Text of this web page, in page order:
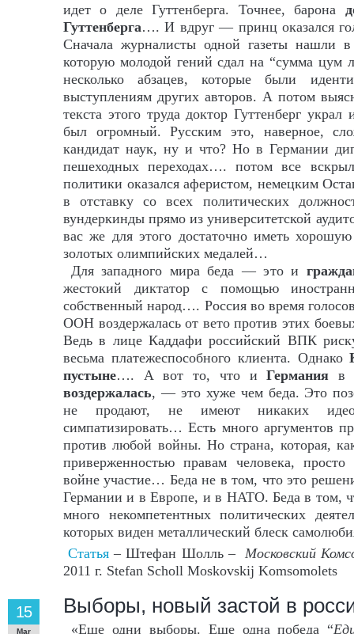
идет о деле Гуттенберга. Точнее, барона
Гуттенберга…. И вдруг — принц оказался
Сначала журналисты одной газеты нашли в
которую молодой гений сдал на “сумма цум
несколько абзацев, которые были
выступлениям других авторов. А потом
текста этого труда доктор Гуттенберг
был огромный. Русским это, наверное,
кандидат наук, ну и что? Но в Германии
пешеходных переходах…. потом все
политики оказался аферистом, немецким
в отставку со всех политических
вундеркинды прямо из университетской
вас же для этого достаточно иметь
золотых олимпийских медалей…
Для западного мира беда — это и
жестокий диктатор с помощью
собственный народ…. Россия во время
ООН воздержалась от вето против этих
Ведь в лице Каддафи российский ВПК
весьма платежеспособного клиента. Однако
пустыне…. А вот то, что иГермания в
воздержалась, — это хуже чем беда. Это
не продают, не имеют никаких
симпатизировать… Есть много аргументов
против любой войны. Но страна, которая,
приверженностью правам человека,
войне участие… Беда не в том, что это
Германии и в Европе, и в НАТО. Беда в том,
много некомпетентных политических
которых виден металлический блеск
Статья – Штефан Шолль –Московский
2011 г. Stefan Scholl Moskovskij Komsomolets
Выборы, новый застой в
15
Mar «Еще одни выборы. Еще одна победа “